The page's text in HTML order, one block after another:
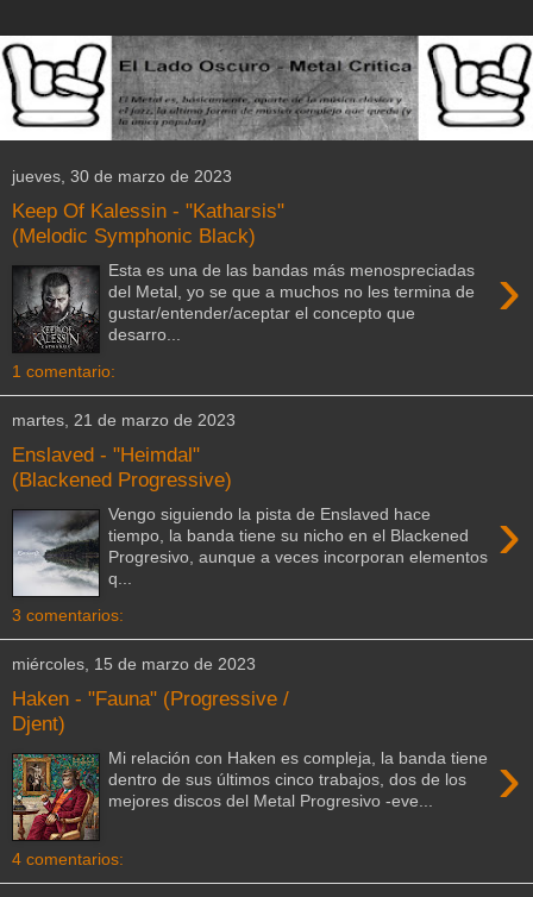
jueves, 30 de marzo de 2023
Keep Of Kalessin - "Katharsis"
(Melodic Symphonic Black)
›
Esta es una de las bandas más menospreciadas
del Metal, yo se que a muchos no les termina de
gustar/entender/aceptar el concepto que
desarro...
1 comentario:
martes, 21 de marzo de 2023
Enslaved - "Heimdal"
(Blackened Progressive)
›
Vengo siguiendo la pista de Enslaved hace
tiempo, la banda tiene su nicho en el Blackened
Progresivo, aunque a veces incorporan elementos
q...
3 comentarios:
miércoles, 15 de marzo de 2023
Haken - "Fauna" (Progressive /
Djent)
›
Mi relación con Haken es compleja, la banda tiene
dentro de sus últimos cinco trabajos, dos de los
mejores discos del Metal Progresivo -eve...
4 comentarios: